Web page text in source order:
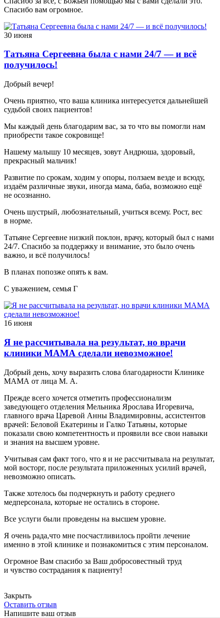
Спасибо вам огромное.
30 июня
Татьяна Сергеевна была с нами 24/7 — и всё
получилось!
Добрый вечер!
Очень приятно, что ваша клиника интересуется дальнейшей
судьбой своих пациентов!
Мы каждый день благодарим вас, за то что вы помогли нам
приобрести такое сокровище!
Нашему малышу 10 месяцев, зовут Андрюша, здоровый,
прекрасный мальчик!
Развитие по срокам, ходим у опоры, ползаем везде и всюду,
издаём различные звуки, иногда мама, баба, возможно ещё
не осознанно.
Очень шустрый, любознательный, учиться всему. Рост, вес
в норме.
Татьяне Сергеевне низкий поклон, врачу, который был с нами
24/7. Спасибо за поддержку и внимание, это было очень
важно, и всё получилось!
В планах попозже опять к вам.
С уважением, семья Г
16 июня
Я не рассчитывала на результат, но врачи
клиники МАМА сделали невозможное!
Добрый день, хочу выразить слова благодарности Клинике
МАМА от лица М. А.
Прежде всего хочется отметить профессионализм
заведующего отделения Мельника Ярослава Игоревича,
главного врача Царевой Анны Владимировны, ассистентов
врачей: Беловой Екатерины и Галко Татьяны, которые
показали свою компетентность и проявили все свои навыки
и знания на высшем уровне.
Учитывая сам факт того, что я и не рассчитывала на результат,
мой восторг, после результата приложенных усилий врачей,
невозможно описать.
Также хотелось бы подчеркнуть и работу среднего
медперсонала, которые не остались в стороне.
Все услуги были проведены на высшем уровне.
Я очень рада,что мне посчастливилось пройти лечение
именно в этой клинике и познакомиться с этим персоналом.
Огромное Вам спасибо за Ваш добросовестный труд
и чувство сострадания к пациенту!
Закрыть
Оставить отзыв
Напишите ваш отзыв